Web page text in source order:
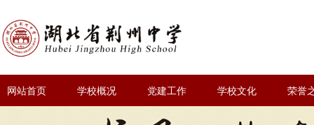
网站首页 学校概况 党建工作 学校文化 荣誉